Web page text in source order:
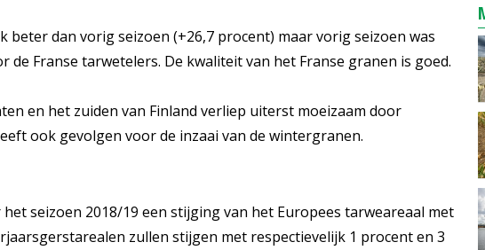
beter dan vorig seizoen (+26,7 procent) maar vorig seizoen was
de Franse tarwetelers. De kwaliteit van het Franse granen is goed.
en het zuiden van Finland verliep uiterst moeizaam door
ook gevolgen voor de inzaai van de wintergranen.
seizoen 2018/19 een stijging van het Europees tarweareaal met
zullen stijgen met respectievelijk 1 procent en 3